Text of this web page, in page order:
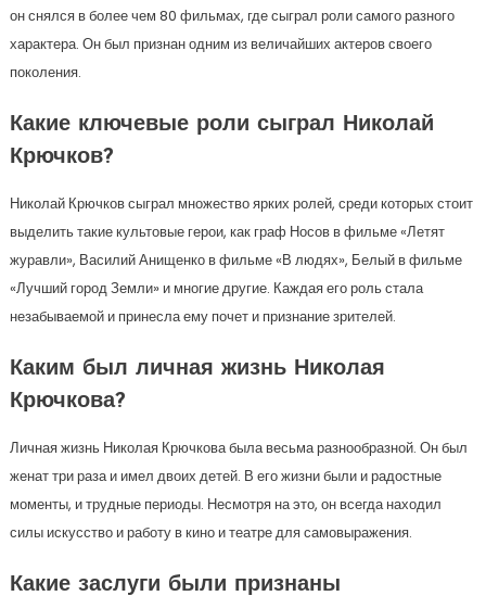
он снялся в более чем 80 фильмах, где сыграл роли самого разного
характера. Он был признан одним из величайших актеров своего
поколения.
Какие ключевые роли сыграл Николай
Крючков?
Николай Крючков сыграл множество ярких ролей, среди которых стоит
выделить такие культовые герои, как граф Носов в фильме «Летят
журавли», Василий Анищенко в фильме «В людях», Белый в фильме
«Лучший город Земли» и многие другие. Каждая его роль стала
незабываемой и принесла ему почет и признание зрителей.
Каким был личная жизнь Николая
Крючкова?
Личная жизнь Николая Крючкова была весьма разнообразной. Он был
женат три раза и имел двоих детей. В его жизни были и радостные
моменты, и трудные периоды. Несмотря на это, он всегда находил
силы искусство и работу в кино и театре для самовыражения.
Какие заслуги были признаны